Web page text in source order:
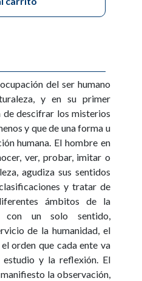
del ser humano
y en su primer
descifrar los misterios
y que de una forma u
humana. El hombre en
ver, probar, imitar o
agudiza sus sentidos
y tratar de
ámbitos de la
con un solo sentido,
de la humanidad, el
orden que cada ente va
y la reflexión. El
la observación,